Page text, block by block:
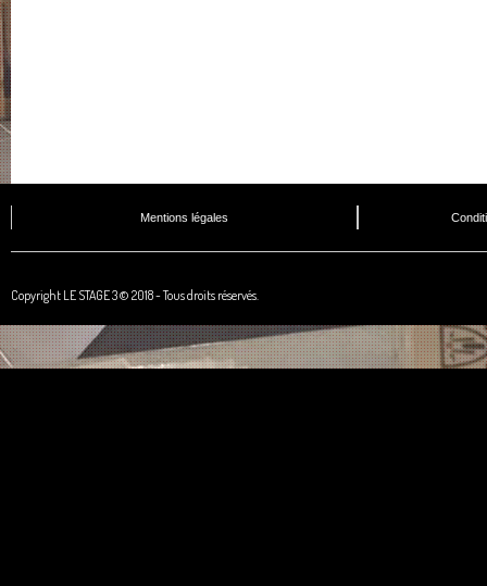
Mentions légales
Copyright LE STAGE 3 © 2018 - Tous droits réservés.